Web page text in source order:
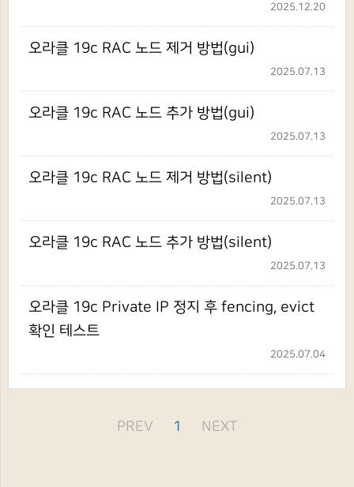
2025.12.20
오라클 19c RAC 노드 제거 방법(gui)
2025.07.13
오라클 19c RAC 노드 추가 방법(gui)
2025.07.13
오라클 19c RAC 노드 제거 방법(silent)
2025.07.13
오라클 19c RAC 노드 추가 방법(silent)
2025.07.13
오라클 19c Private IP 정지 후 fencing, evict
확인 테스트
2025.07.04
PREV 1 NEXT